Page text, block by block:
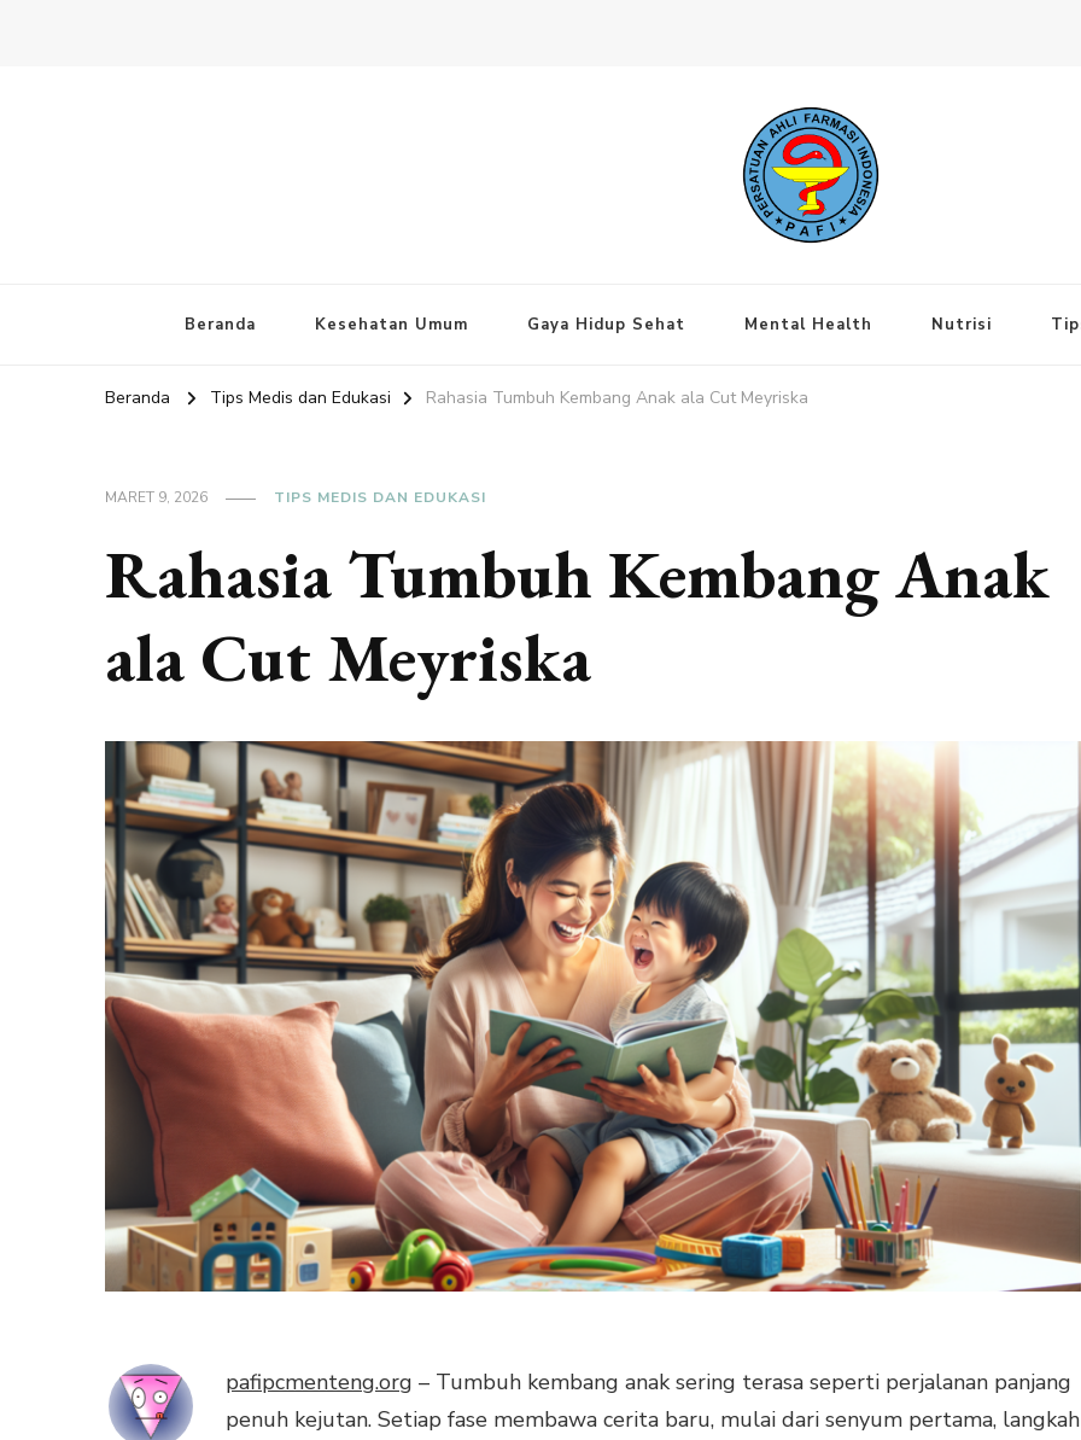
Beranda Kesehatan Umum Gaya Hidup Sehat Mental Health Nutrisi
Beranda Tips Medis dan Edukasi Rahasia Tumbuh Kembang Anak ala Cut Meyriska
MARET 9, 2026 TIPS MEDIS DAN EDUKASI
Rahasia Tumbuh Kembang Anak
ala Cut Meyriska
pafipcmenteng.org – Tumbuh kembang anak sering terasa seperti perjalanan panjang
penuh kejutan. Setiap fase membawa cerita baru, mulai dari senyum pertama, langkah